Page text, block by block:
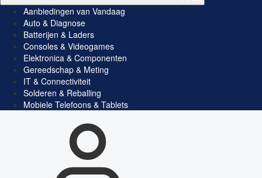
Aanbiedingen van Vandaag
Auto & Diagnose
Batterijen & Laders
Consoles & Videogames
Elektronica & Componenten
Gereedschap & Meting
IT & Connectiviteit
Solderen & Reballing
Mobiele Telefoons & Tablets